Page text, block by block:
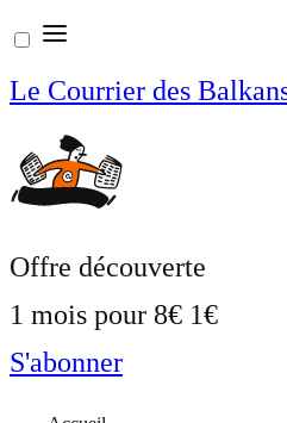
Aller
au
contenu
Le Courrier des
Offre découverte
1 mois pour 8€ 1€
S'abonner